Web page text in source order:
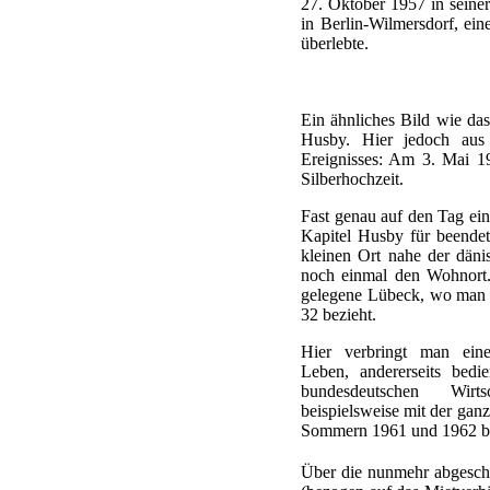
in Berlin-Wilmersdorf,
überlebte.
Ein ähnliches Bild wie
Husby. Hier jedoch
Ereignisses: Am 3. Mai
Silberhochzeit.
Fast genau auf den Tag
Kapitel Husby für
kleinen Ort nahe der
noch einmal den
gelegene Lübeck, wo
32 bezieht.
Hier verbringt man
Leben, andererseits
bundesdeutschen
beispielsweise mit der
Sommern 1961 und 1962
Über die nunmehr